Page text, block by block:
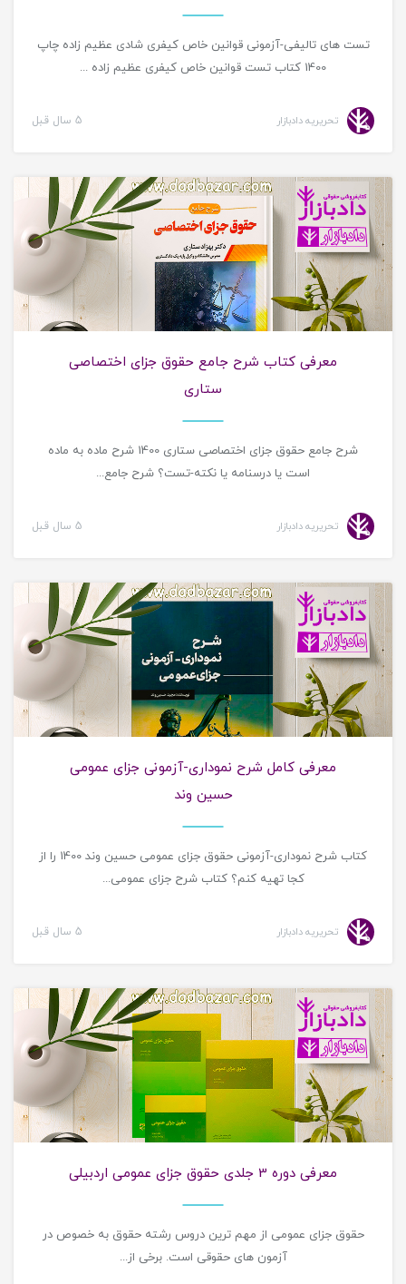
تست های تالیفی-آزمونی قوانین خاص کیفری شادی عظیم زاده چاپ
1400 کتاب تست قوانین خاص کیفری عظیم زاده ...
تحریریه دادبازار 5 سال قبل
معرفی کتاب شرح جامع حقوق جزای اختصاصی
ستاری
شرح جامع حقوق جزای اختصاصی ستاری 1400 شرح ماده به ماده
است یا درسنامه یا نکته-تست؟ شرح جامع...
تحریریه دادبازار 5 سال قبل
معرفی کامل شرح نموداری-آزمونی جزای عمومی
حسین وند
کتاب شرح نموداری-آزمونی حقوق جزای عمومی حسین وند 1400 را از
کجا تهیه کنم؟ کتاب شرح جزای عمومی...
تحریریه دادبازار 5 سال قبل
معرفی دوره 3 جلدی حقوق جزای عمومی اردبیلی
حقوق جزای عمومی از مهم ترین دروس رشته حقوق به خصوص در
آزمون های حقوقی است. برخی از...